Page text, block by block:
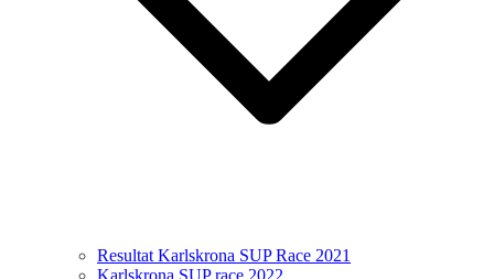
Resultat Karlskrona SUP Race 2021